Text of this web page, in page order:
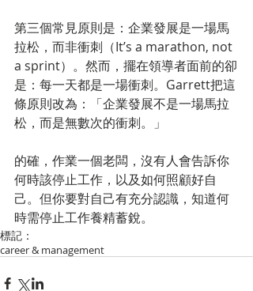
第三個常見原則是：企業發展是一場馬
拉松，而非衝刺（It’s a marathon, not
a sprint）。然而，擺在領導者面前的卻
是：每一天都是一場衝刺。Garrett把這
條原則改為：「企業發展不是一場馬拉
松，而是無數次的衝刺。」
的確，作業一個老闆，沒有人會告訴你
何時該停止工作，以及如何照顧好自
己。但你要對自己有充分認識，知道何
時需停止工作養精蓄銳。
標記：
career & management